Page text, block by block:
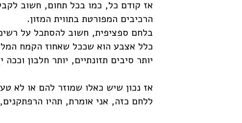
אז קודם כל, כמו בכל תחום, חשוב
הרכיבים המפורטת בתווית המזון.
בלחם ספציפית, חשוב להסתכל על
כלל אצבע הוא שככל שאחוז הקמח
יותר סיבים תזונתיים, יותר חלבון
אז נכון שיש כאלו שמוזר להם או לא
ללחם כזה, אני אומרת, תהיו